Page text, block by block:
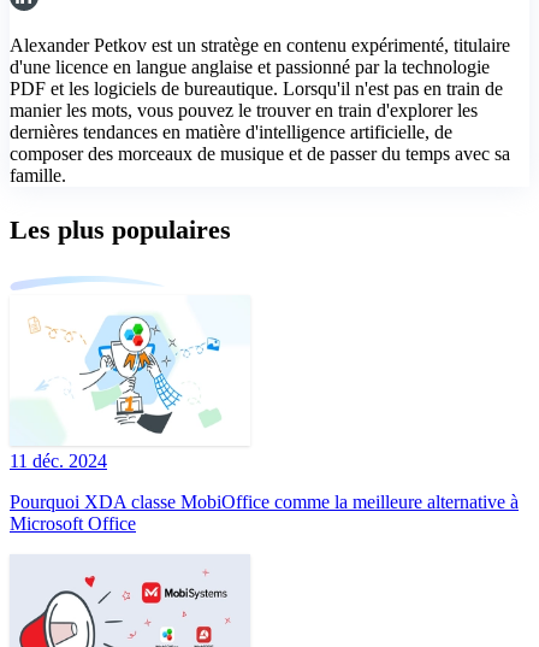
Alexander Petkov est un stratège en contenu expérimenté, titulaire
d'une licence en langue anglaise et passionné par la technologie
PDF et les logiciels de bureautique. Lorsqu'il n'est pas en train de
manier les mots, vous pouvez le trouver en train d'explorer les
dernières tendances en matière d'intelligence artificielle, de
composer des morceaux de musique et de passer du temps avec sa
famille.
Les plus populaires
11 déc. 2024
Pourquoi XDA classe MobiOffice comme la meilleure alternative à
Microsoft Office